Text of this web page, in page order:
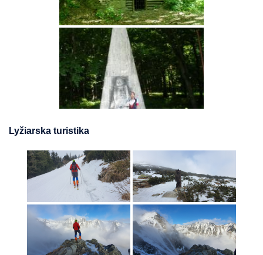
Lyžiarska turistika